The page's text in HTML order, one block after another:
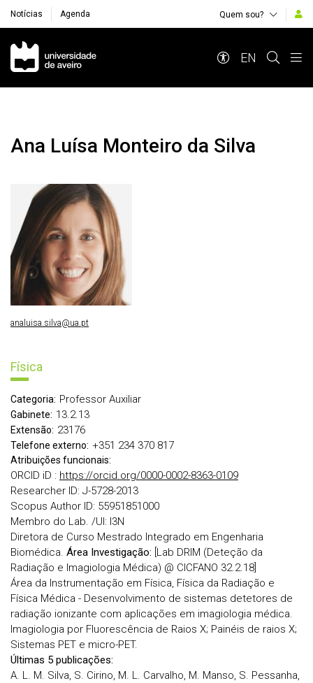
Notícias Agenda Quem sou?
Navegação Principal
EN
Ana Luísa Monteiro da Silva
Física
Categoria: Professor Auxiliar
Gabinete: 13.2.13
Extensão: 23176
Telefone externo: +351 234 370 817
Atribuições funcionais:
ORCID iD : https://orcid.org/0000-0002-8363-0109
Researcher ID: J-5728-2013
Scopus Author ID: 55951851000
Membro do Lab. /UI: I3N
Diretora de Curso Mestrado Integrado em Engenharia
Biomédica. Área Investigação: [Lab DRIM (Deteção da
Radiação e Imagiologia Médica) @ CICFANO 32.2.18]
Área da Instrumentação em Física, Física da Radiação e
Física Médica - Desenvolvimento de sistemas detetores de
radiação ionizante com aplicações em imagiologia médica.
Imagiologia por Fluorescência de Raios X; Painéis de raios X;
Sistemas PET e micro-PET.
Últimas 5 publicações:
A. L. M. Silva, S. Cirino, M. L. Carvalho, M. Manso, S. Pessanha,
analuisa.silva@ua.pt